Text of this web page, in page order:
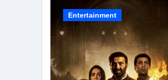
Entertainment